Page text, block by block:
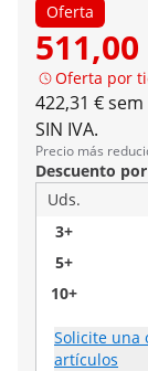
Oferta
511,00
Oferta por
422,31 € sem
SIN IVA.
Precio más
Descuento
Uds.
3+
5+
10+
Solicite una
artículos